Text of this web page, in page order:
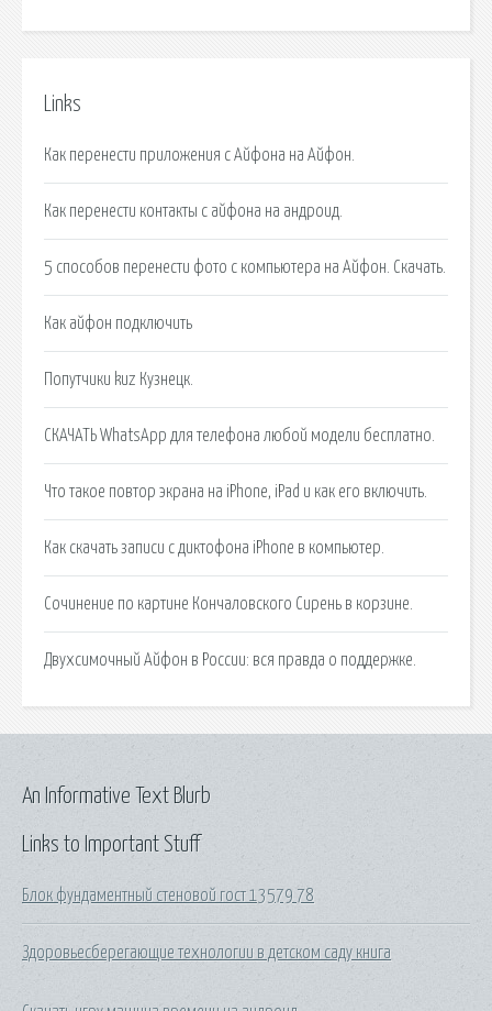
Links
Как перенести приложения с Айфона на Айфон.
Как перенести контакты с айфона на андроид.
5 способов перенести фото с компьютера на Айфон. Скачать.
Как айфон подключить
Попутчики kuz Кузнецк.
СКАЧАТЬ WhatsApp для телефона любой модели бесплатно.
Что такое повтор экрана на iPhone, iPad и как его включить.
Как скачать записи с диктофона iPhone в компьютер.
Сочинение по картине Кончаловского Сирень в корзине.
Двухсимочный Айфон в России: вся правда о поддержке.
Links to Important Stuff
Блок фундаментный стеновой гост 13579 78
Здоровьесберегающие технологии в детском саду книга
An Informative Text Blurb